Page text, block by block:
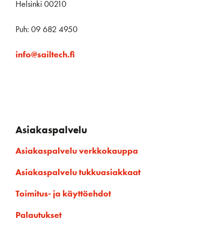
Helsinki 00210
Puh: 09 682 4950
info@sailtech.fi
Asiakaspalvelu
Asiakaspalvelu verkkokauppa
Asiakaspalvelu tukkuasiakkaat
Toimitus- ja käyttöehdot
Palautukset